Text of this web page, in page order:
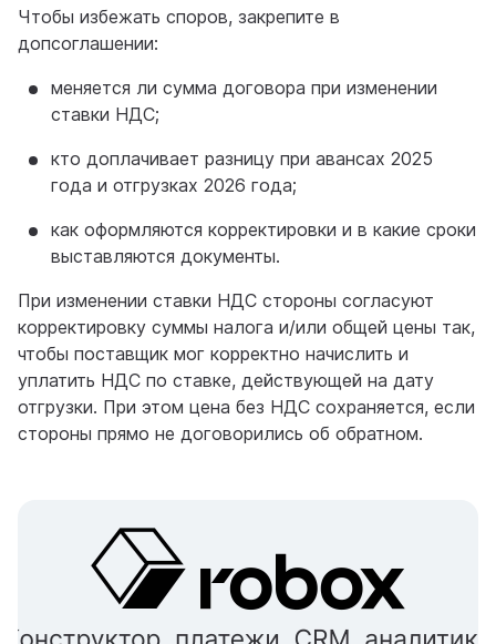
Чтобы избежать споров, закрепите в
допсоглашении:
меняется ли сумма договора при изменении
ставки НДС;
кто доплачивает разницу при авансах 2025
года и отгрузках 2026 года;
как оформляются корректировки и в какие сроки
выставляются документы.
При изменении ставки НДС стороны согласуют
корректировку суммы налога и/или общей цены так,
чтобы поставщик мог корректно начислить и
уплатить НДС по ставке, действующей на дату
отгрузки. При этом цена без НДС сохраняется, если
стороны прямо не договорились об обратном.